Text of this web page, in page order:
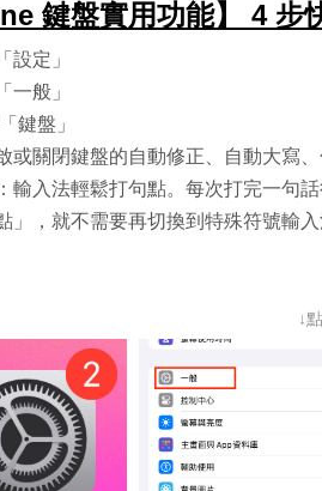
鍵盤實用功能】 4 步
設定」
一般」
鍵盤」
或關閉鍵盤的自動修正、自動大寫
輸入法輕鬆打句點。 每次打完一句
」，就不需要再切換到特殊符號輸
↓